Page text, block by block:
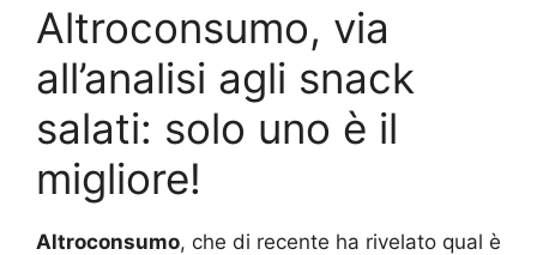
Altroconsumo, via
all’analisi agli snack
salati: solo uno è il
migliore!
Altroconsumo, che di recente ha rivelato qual è